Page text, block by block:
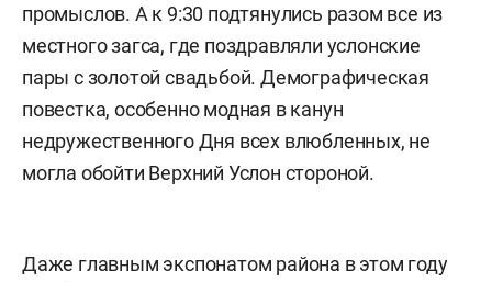
промыслов. А к 9:30 подтянулись разом все из
местного загса, где поздравляли услонские
пары с золотой свадьбой. Демографическая
повестка, особенно модная в канун
недружественного Дня всех влюбленных, не
могла обойти Верхний Услон стороной.
Даже главным экспонатом района в этом году